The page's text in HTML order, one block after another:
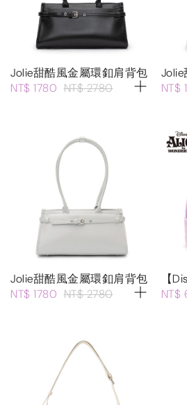
Jolie甜酷風金屬環釦肩背包
NT$ 1780 NT$ 2780
NT$
Jolie甜酷風金屬環釦肩背包
NT$ 1780 NT$ 2780
【
NT$